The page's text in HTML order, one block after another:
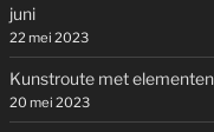
juni
22 mei 2023
Kunstroute met
20 mei 2023